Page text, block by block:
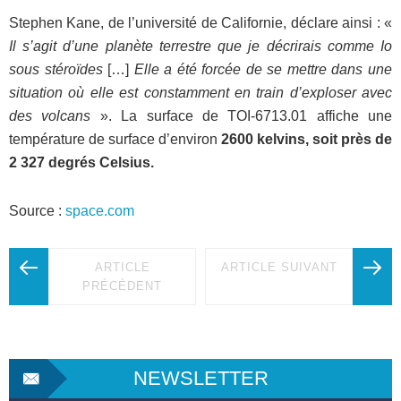
Stephen Kane, de l’université de Californie, déclare ainsi : «
Il s’agit d’une planète terrestre que je décrirais comme Io
sous stéroïdes[…] Elle a été forcée de se mettre dans une
situation où elle est constamment en train d’exploser avec
des volcans ». La surface de TOI-6713.01 affiche une
température de surface d’environ 2600 kelvins, soit près de
2 327 degrés Celsius.
Source : space.com
ARTICLE
PRÉCÉDENT
ARTICLE SUIVANT
NEWSLETTER